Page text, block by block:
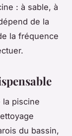
: à sable, à
de la
la fréquence
la piscine
du bassin,